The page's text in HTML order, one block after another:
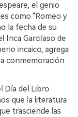
el genio
como "Romeo y
la fecha de su
Inca Garcilaso de
incaico, agrega
conmemoración
Día del Libro
que la literatura
trasciende las